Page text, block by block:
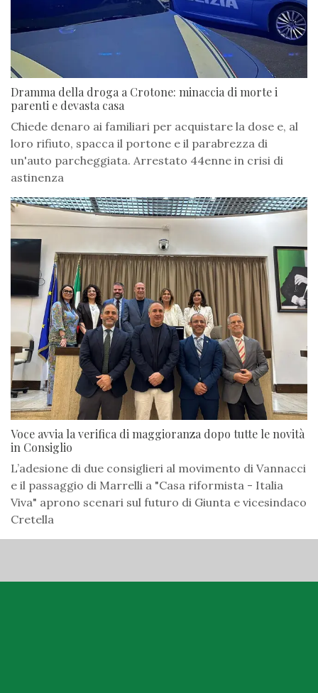
Dramma della droga a Crotone: minaccia di morte i
parenti e devasta casa
Chiede denaro ai familiari per acquistare la dose e, al
loro rifiuto, spacca il portone e il parabrezza di
un'auto parcheggiata. Arrestato 44enne in crisi di
astinenza
Voce avvia la verifica di maggioranza dopo tutte le novità
in Consiglio
L’adesione di due consiglieri al movimento di Vannacci
e il passaggio di Marrelli a "Casa riformista - Italia
Viva" aprono scenari sul futuro di Giunta e vicesindaco
Cretella